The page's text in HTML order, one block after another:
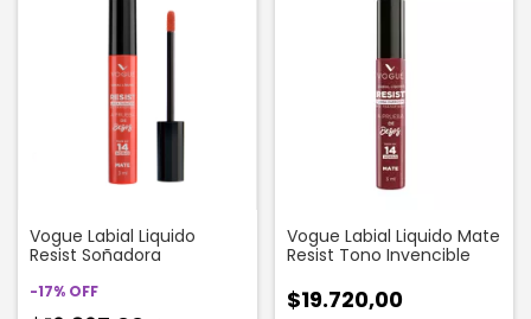
Vogue Labial Liquido
Resist Soñadora
-17% OFF
Vogue Labial Liquido Mate
Resist Tono Invencible
$19.720,00